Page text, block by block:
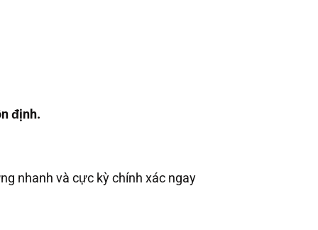
định.
nhanh và cực kỳ chính xác ngay